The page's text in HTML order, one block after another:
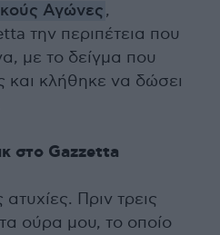
Αγώνες,
την περιπέτεια που
με το δείγμα που
κλήθηκε να δώσει
στο Gazzetta
Πριν τρεις
ούρα μου, το οποίο